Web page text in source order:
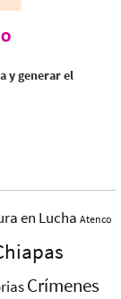
y generar el
en Lucha Atenco
Crímenes